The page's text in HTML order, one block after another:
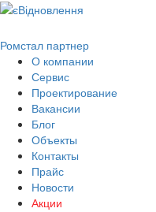
Ромстал партнер
О компании
Сервис
Проектирование
Вакансии
Блог
Объекты
Контакты
Прайс
Новости
Акции